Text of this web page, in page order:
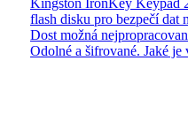
flash disku pro bezpečí dat
Dost možná
Odolné a šifrované. Jaké je